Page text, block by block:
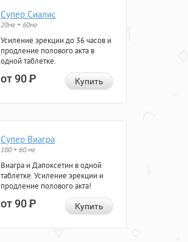
Супер Сиалис
20мг + 60мг
Усиление эрекции до 36 часов и
продление полового акта в
одной таблетке.
от 90Р Купить
Супер Виагра
100 + 60 мг
Виагра и Дапоксетин в одной
таблетке. Усиление эрекции и
продление полового акта!
от 90Р Купить